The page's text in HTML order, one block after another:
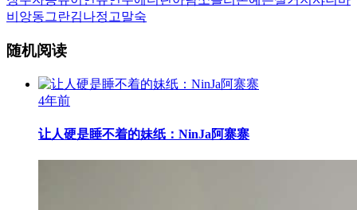
비앙동그란김나정 고말숙
随机阅读
4年前
让人硬是睡不着的妹纸：NinJa阿寨寨